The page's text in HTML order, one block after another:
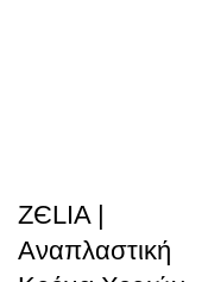
ZЄLIA |
Αναπλαστική